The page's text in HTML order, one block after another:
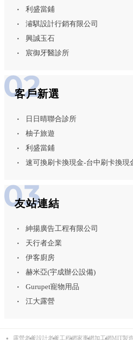
利盛當鋪
濬騏設計行銷有限公司
興誠玉石
宸御牙醫診所
客戶新選
日日晴聯合診所
柚子旅遊
利盛當鋪
速可換刷卡換現金-台中刷卡換現
友站連結
紳揚廣告工程有限公司
天行者企業
伊客廚房
赫米亞(宇成辦公設備)
Gurupet寵物用品
江大露營
露營老爹設計老爹工程網家事網 加工網 MIT製